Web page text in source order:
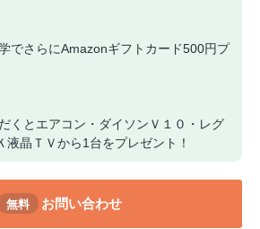
でさらにAmazonギフトカード500円プ
くとエアコン・ダイソンＶ１０・レグ
液晶ＴＶから1台をプレゼント！
無料 お問い合わせ